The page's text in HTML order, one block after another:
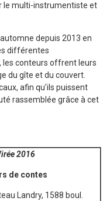
le multi-instrumentiste et
depuis 2013 en
différentes
les conteurs offrent leurs
du gîte et du couvert.
afin qu'ils puissent
rassemblée grâce à cet
2016
de contes
Landry, 1588 boul.